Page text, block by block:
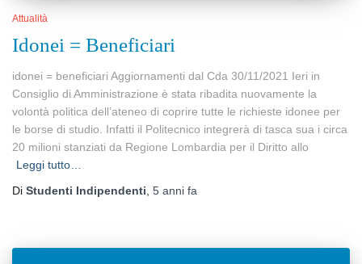
Attualità
Idonei = Beneficiari
idonei = beneficiari Aggiornamenti dal Cda 30/11/2021 Ieri in
Consiglio di Amministrazione è stata ribadita nuovamente la
volontà politica dell’ateneo di coprire tutte le richieste idonee per
le borse di studio. Infatti il Politecnico integrerà di tasca sua i circa
20 milioni stanziati da Regione Lombardia per il Diritto allo
Leggi tutto…
Di Studenti Indipendenti 5 anni fa